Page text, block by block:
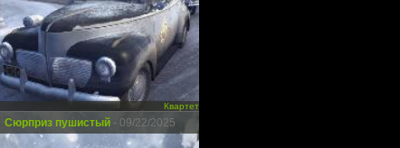
Квартет
Сюрприз пушистый - 09/22/2025